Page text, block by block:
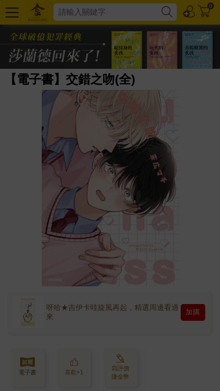
0
【電子書】交錯之吻(全)
呀哈★吉伊卡哇旋風再起，精選周邊看過
來
加購
電子書 喜歡+1
寫評價
賺金幣